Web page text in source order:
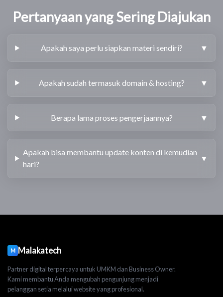
Pertanyaan yang Sering Diajukan
Apakah saya perlu siapkan materi sendiri? ▼
Apakah sudah termasuk domain & hosting? ▼
Berapa lama proses pengerjaannya? ▼
Apakah bisa membantu update konten di kemudian
hari?
▼
M Malakatech
Partner digital terpercaya untuk UMKM dan Business Owner.
Kami membantu Anda mengubah pengunjung menjadi
pelanggan setia melalui website yang profesional.